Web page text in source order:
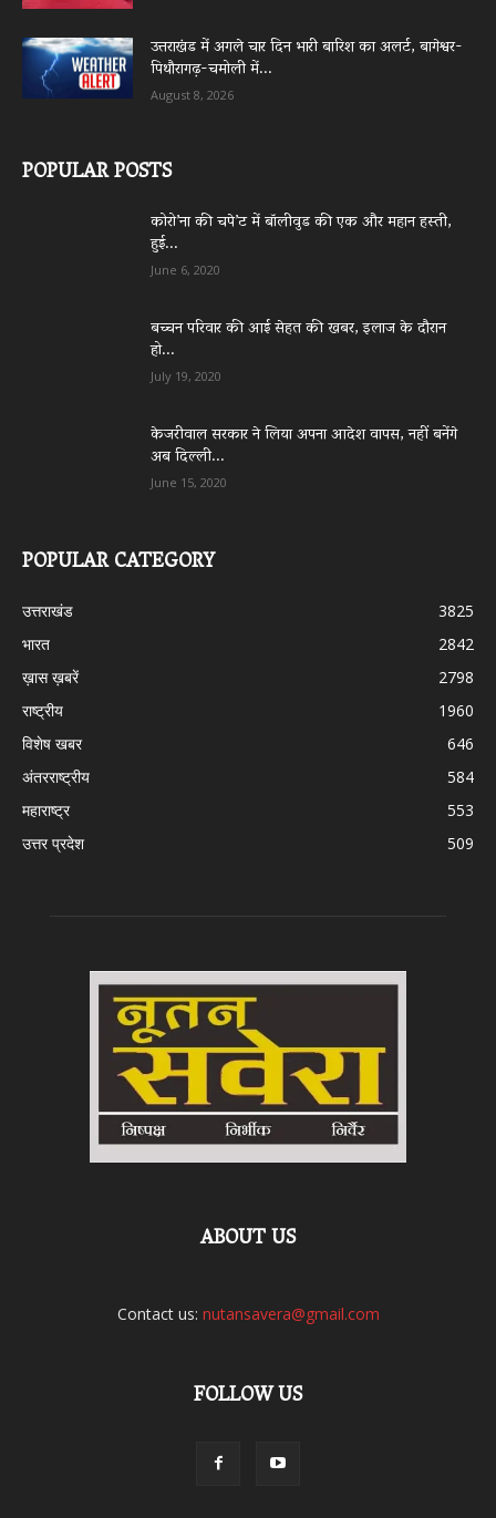
उत्तराखंड में अगले चार दिन भारी बारिश का अलर्ट, बागेश्वर-
पिथौरागढ़-चमोली में...
August 8, 2026
POPULAR POSTS
कोरो’ना की चपे’ट में बॉलीवुड की एक और महान हस्ती,
हुई...
June 6, 2020
बच्चन परिवार की आई सेहत की खबर, इलाज के दौरान
हो...
July 19, 2020
केजरीवाल सरकार ने लिया अपना आदेश वापस, नहीं बनेंगे
अब दिल्ली...
June 15, 2020
POPULAR CATEGORY
उत्तराखंड
3825
भारत
2842
ख़ास ख़बरें
2798
राष्ट्रीय
1960
विशेष खबर
646
अंतरराष्ट्रीय
584
महाराष्ट्र
553
उत्तर प्रदेश
509
ABOUT US
Contact us: nutansavera@gmail.com
FOLLOW US